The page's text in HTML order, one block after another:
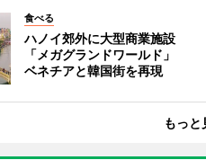
食べる
ハノイ郊外に大型商業施設
「メガグランドワールド」
ベネチアと韓国街を再現
もっと